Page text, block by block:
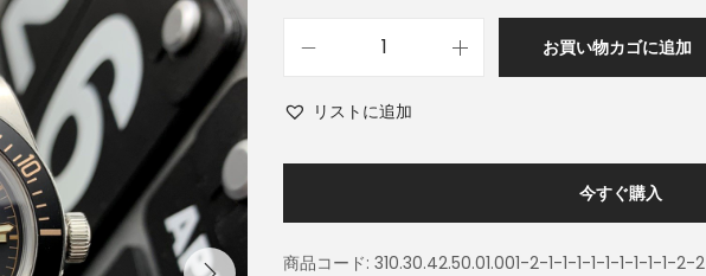
お買い物カゴに追加
リストに追加
今すぐ購入
商品コード: 310.30.42.50.01.001-2-1-1-1-1-1-1-1-1-1-2-2